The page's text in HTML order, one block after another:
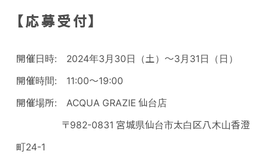
【応募受付】
開催日時: 2024年3月30日（土）～3月31日（日）
開催時間: 11:00～19:00
開催場所: ACQUA GRAZIE 仙台店
〒982-0831 宮城県仙台市太白区八木山香澄
町24-1